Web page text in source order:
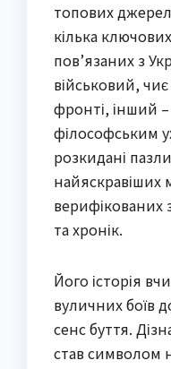
топових
кілька
пов’язаних з
військовий,
фронті, інший
філософським
розкидані
найяскравіших
верифікованих
та хронік.
Його історія
вуличних боїв
сенс буття.
став символом